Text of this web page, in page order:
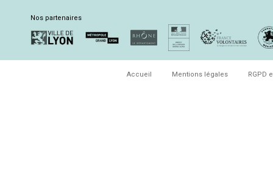
Nos partenaires
Accueil Mentions légales RGPD